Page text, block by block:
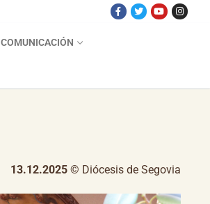
COMUNICACIÓN
13.12.2025 © Diócesis de Segovia